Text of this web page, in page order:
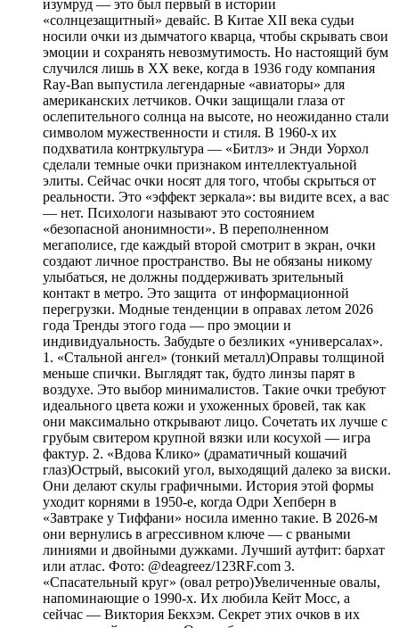
изумруд — это был первый в истории
«солнцезащитный» девайс. В Китае XII века судьи
носили очки из дымчатого кварца, чтобы скрывать свои
эмоции и сохранять невозмутимость. Но настоящий бум
случился лишь в XX веке, когда в 1936 году компания
Ray-Ban выпустила легендарные «авиаторы» для
американских летчиков. Очки защищали глаза от
ослепительного солнца на высоте, но неожиданно стали
символом мужественности и стиля. В 1960-х их
подхватила контркультура — «Битлз» и Энди Уорхол
сделали темные очки признаком интеллектуальной
элиты. Сейчас очки носят для того, чтобы скрыться от
реальности. Это «эффект зеркала»: вы видите всех, а вас
— нет. Психологи называют это состоянием
«безопасной анонимности». В переполненном
мегаполисе, где каждый второй смотрит в экран, очки
создают личное пространство. Вы не обязаны никому
улыбаться, не должны поддерживать зрительный
контакт в метро. Это защита от информационной
перегрузки. Модные тенденции в оправах летом 2026
года Тренды этого года — про эмоции и
индивидуальность. Забудьте о безликих «универсалах».
1. «Стальной ангел» (тонкий металл)Оправы толщиной
меньше спички. Выглядят так, будто линзы парят в
воздухе. Это выбор минималистов. Такие очки требуют
идеального цвета кожи и ухоженных бровей, так как
они максимально открывают лицо. Сочетать их лучше с
грубым свитером крупной вязки или косухой — игра
фактур. 2. «Вдова Клико» (драматичный кошачий
глаз)Острый, высокий угол, выходящий далеко за виски.
Они делают скулы графичными. История этой формы
уходит корнями в 1950-е, когда Одри Хепберн в
«Завтраке у Тиффани» носила именно такие. В 2026-м
они вернулись в агрессивном ключе — с рваными
линиями и двойными дужками. Лучший аутфит: бархат
или атлас. Фото: @deagreez/123RF.com 3.
«Спасательный круг» (овал ретро)Увеличенные овалы,
напоминающие о 1990-х. Их любила Кейт Мосс, а
сейчас — Виктория Бекхэм. Секрет этих очков в их